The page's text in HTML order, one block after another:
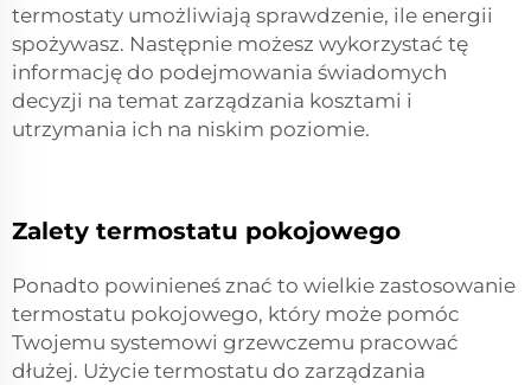
termostaty umożliwiają sprawdzenie, ile energii
spożywasz. Następnie możesz wykorzystać tę
informację do podejmowania świadomych
decyzji na temat zarządzania kosztami i
utrzymania ich na niskim poziomie.
Zalety termostatu pokojowego
Ponadto powinieneś znać to wielkie zastosowanie
termostatu pokojowego, który może pomóc
Twojemu systemowi grzewczemu pracować
dłużej. Użycie termostatu do zarządzania